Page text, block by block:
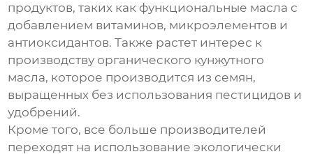
продуктов, таких как функциональные масла с
добавлением витаминов, микроэлементов и
антиоксидантов. Также растет интерес к
производству органического кунжутного
масла, которое производится из семян,
выращенных без использования пестицидов и
удобрений.
Кроме того, все больше производителей
переходят на использование экологически